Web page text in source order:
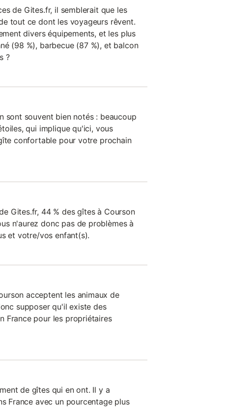
de Gites.fr, il semblerait que les
tout ce dont les voyageurs rêvent.
divers équipements, et les plus
(98 %), barbecue (87 %), et balcon
?
sont souvent bien notés : beaucoup
qui implique qu'ici, vous
confortable pour votre prochain
Gites.fr, 44 % des gîtes à Courson
n'aurez donc pas de problèmes à
et votre/vos enfant(s).
acceptent les animaux de
supposer qu'il existe des
France pour les propriétaires
de gîtes qui en ont. Il y a
France avec un pourcentage plus